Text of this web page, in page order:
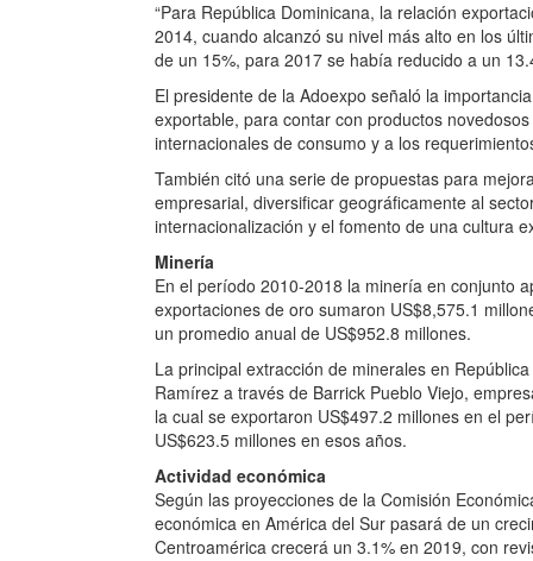
“Para República Dominicana, la relación
2014, cuando alcanzó su nivel más alto en los
de un 15%, para 2017 se había reducido a un
El presidente de la Adoexpo señaló la
exportable, para contar con productos
internacionales de consumo y a los
También citó una serie de propuestas para
empresarial, diversificar geográficamente al
internacionalización y el fomento de una cultura
Minería
En el período 2010-2018 la minería en conjunto
exportaciones de oro sumaron US$8,575.1
un promedio anual de US$952.8 millones.
La principal extracción de minerales en
Ramírez a través de Barrick Pueblo Viejo,
la cual se exportaron US$497.2 millones en el
US$623.5 millones en esos años.
Actividad económica
Según las proyecciones de la Comisión
económica en América del Sur pasará de un
Centroamérica crecerá un 3.1% en 2019, con